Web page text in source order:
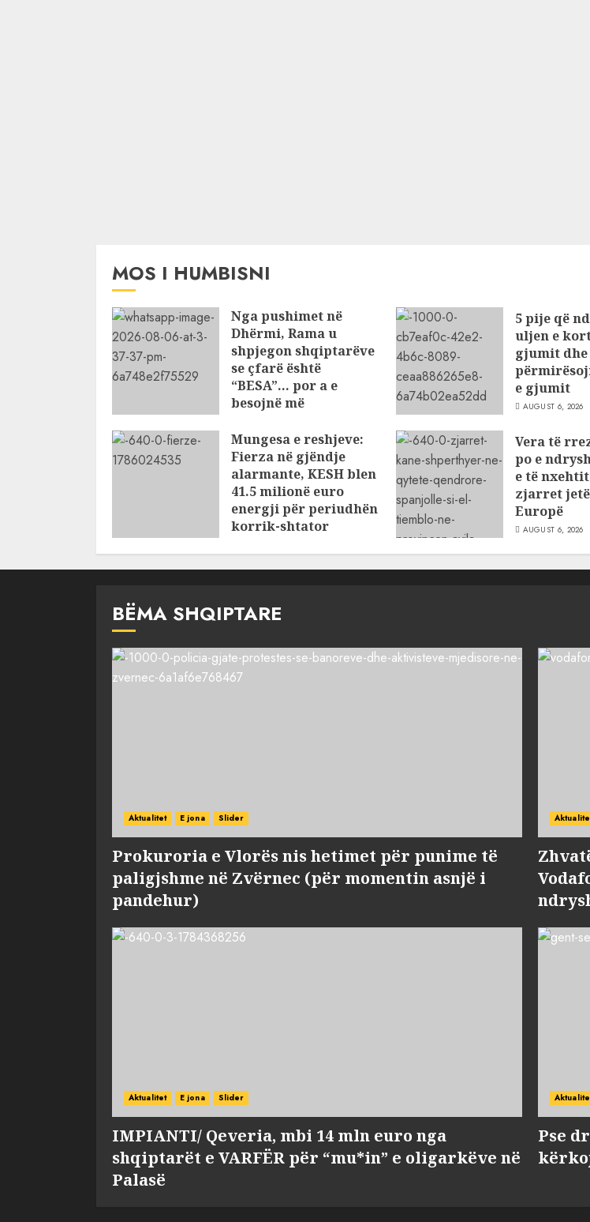
MOS I HUMBISNI
Nga pushimet në
Dhërmi, Rama u
shpjegon shqiptarëve
se çfarë është
“BESA”… por a e
besojnë më
AUGUST 6, 2026
5 pije që
uljen e
gjumit dhe
e gjumit
AUGUST 6, 2026
Mungesa e reshjeve:
Fierza në gjëndje
alarmante, KESH blen
41.5 milionë euro
energji për periudhën
korrik-shtator
Vera të
po e
e të
zjarret
Europë
AUGUST 6, 2026
BËMA SHQIPTARE
Aktualitet E jona Slider
Prokuroria e Vlorës nis hetimet për punime të
paligjshme në Zvërnec (për momentin asnjë i
pandehur)
Aktualitet E jona Slider
IMPIANTI/ Qeveria, mbi 14 mln euro nga
shqiptarët e VARFËR për “mu*in” e oligarkëve në
Palasë
Pse